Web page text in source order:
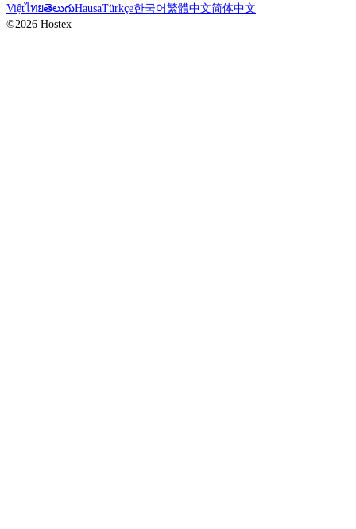
ViệtไทยతెలుగుHausaTürkçe한국어繁體中文简体中文
©2026 Hostex